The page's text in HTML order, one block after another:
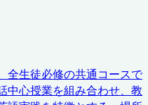
全生徒必修の共通コースで
中心授業を組み合わせ、教